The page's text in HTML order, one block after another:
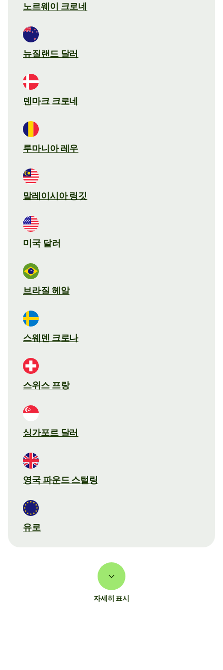
노르웨이 크로네
뉴질랜드 달러
덴마크 크로네
루마니아 레우
말레이시아 링깃
미국 달러
브라질 헤알
스웨덴 크로나
스위스 프랑
싱가포르 달러
영국 파운드 스털링
유로
자세히 표시